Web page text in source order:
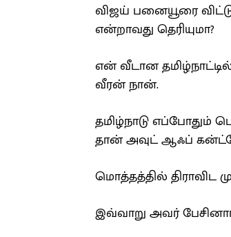
விஜய் பனையூரை
என்றாவது தெரியுமா?
என் வீடான
வீரன் நான்.
தமிழ்நாடு எப்போதும்
தான் அவுட் ஆஃப்
மொத்தத்தில்
இவ்வாறு அவர்